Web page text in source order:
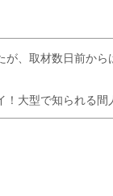
、取材数日前か
大型で知られる間